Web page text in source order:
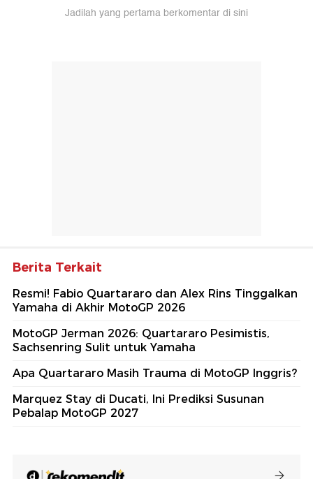
Jadilah yang pertama berkomentar di sini
Berita Terkait
Resmi! Fabio Quartararo dan Alex Rins Tinggalkan
Yamaha di Akhir MotoGP 2026
MotoGP Jerman 2026: Quartararo Pesimistis,
Sachsenring Sulit untuk Yamaha
Apa Quartararo Masih Trauma di MotoGP Inggris?
Marquez Stay di Ducati, Ini Prediksi Susunan
Pebalap MotoGP 2027